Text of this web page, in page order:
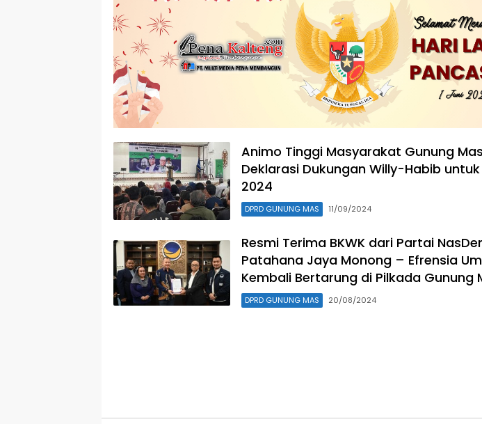
Animo Tinggi Masyarakat Gunung
Deklarasi Dukungan Willy-Habib
2024
DPRD GUNUNG MAS 11/09/2024
Resmi Terima BKWK dari Partai
Patahana Jaya Monong – Efrensia
Kembali Bertarung di Pilkada Gunung
DPRD GUNUNG MAS 20/08/2024